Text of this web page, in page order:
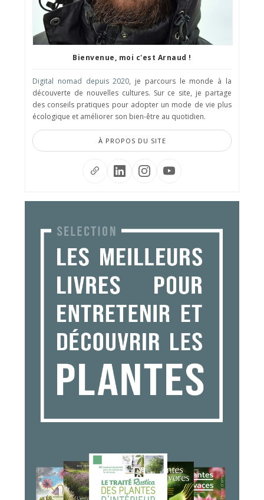
Bienvenue, moi c'est Arnaud !
Digital nomad depuis 2020, je parcours le monde à la
découverte de nouvelles cultures. Sur ce site, je partage
des conseils pratiques pour adopter un mode de vie plus
écologique et améliorer son bien-être au quotidien.
À PROPOS DU SITE